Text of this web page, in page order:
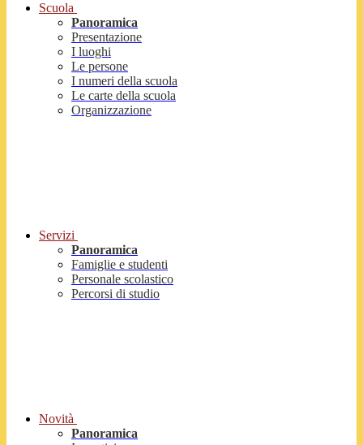
Scuola
Panoramica
Presentazione
I luoghi
Le persone
I numeri della scuola
Le carte della scuola
Organizzazione
Servizi
Panoramica
Famiglie e studenti
Personale scolastico
Percorsi di studio
Novità
Panoramica